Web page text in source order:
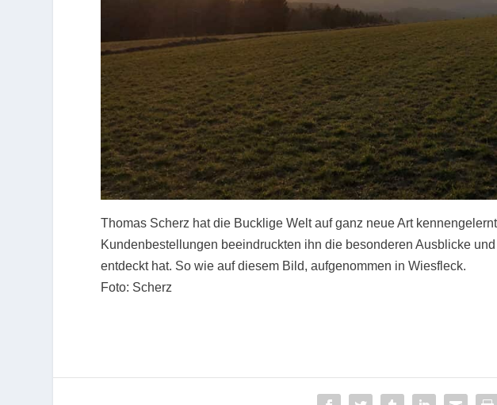
Thomas Scherz hat die Bucklige Welt auf ganz neue Art
Kundenbestellungen beeindruckten ihn die besonderen Ausblicke
entdeckt hat. So wie auf diesem Bild, aufgenommen in Wiesfleck.
Foto: Scherz